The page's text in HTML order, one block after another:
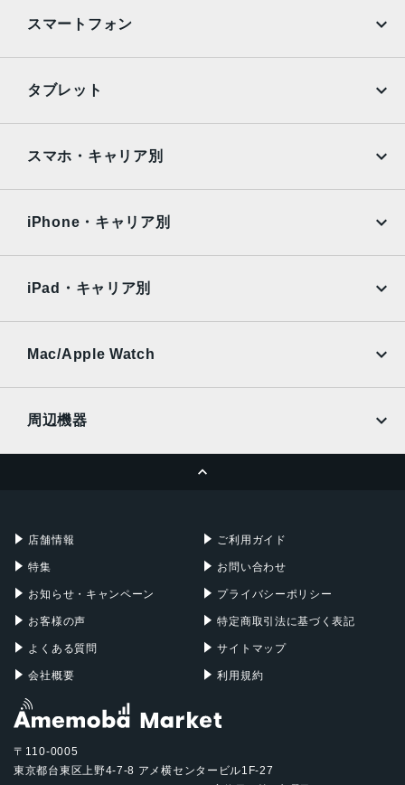
スマートフォン
AQUOS
OPPO Android
タブレット
Surface
Xiaomi Tablet
スマホ・キャリア別
Ymobile
UQmobile
iPhone・キャリア別
Ymobile
UQmobile
iPad・キャリア別
Mac/Apple Watch
周辺機器
店舗情報
特集
お知らせ・キャンペーン
お客様の声
よくある質問
会社概要
ご利用ガイド
お問い合わせ
プライバシーポリシー
特定商取引法に基づく表記
サイトマップ
利用規約
〒110-0005
東京都台東区上野4-7-8 アメ横センタービル1F-27